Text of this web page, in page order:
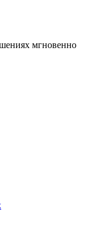
мгновенно